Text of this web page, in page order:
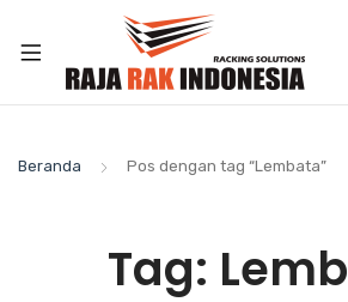
Beranda Pos dengan tag “Lembata”
Tag: